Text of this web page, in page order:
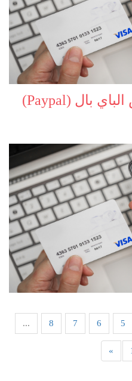
أسئلة وأجوبة بخصوص الباي بال (Paypal)
5
6
7
8
...
»